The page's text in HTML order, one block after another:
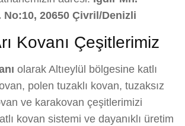
No:10, 20650 Çivril/Denizli
Kovanı Çeşitlerimiz
olarak Altıeylül bölgesine katlı
polen tuzaklı kovan, tuzaksız
ve karakovan çeşitlerimizi
kovan sistemi ve dayanıklı üretim